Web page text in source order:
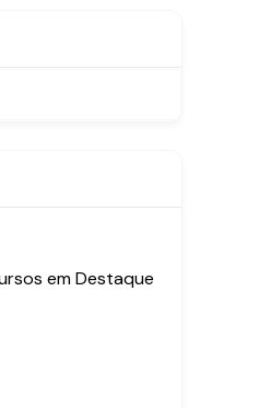
em Destaque